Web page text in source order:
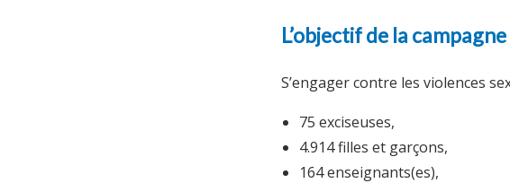
L’objectif de la campagne
S’engager contre les violences
75 exciseuses,
4.914 filles et garçons,
164 enseignants(es),